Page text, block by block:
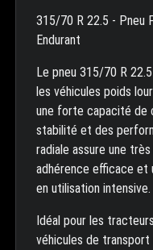
315/70 R 22.5 - Pneu
Endurant
Le pneu 315/70 R
les véhicules poids
une forte capacité de
stabilité et des
radiale assure une
adhérence efficace et
en utilisation intensive.
Idéal pour les
véhicules de transport